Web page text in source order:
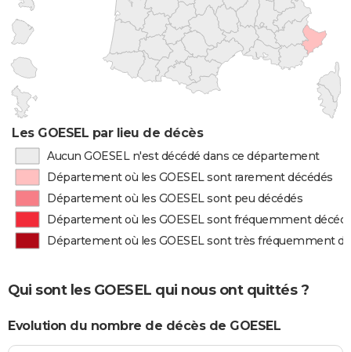
Les GOESEL par lieu de décès
Aucun GOESEL n'est décédé dans ce département
Département où les GOESEL sont rarement décédés
Département où les GOESEL sont peu décédés
Département où les GOESEL sont fréquemment
Département où les GOESEL sont très fréquemment
Qui sont les GOESEL qui nous ont quittés ?
Evolution du nombre de décès de GOESEL